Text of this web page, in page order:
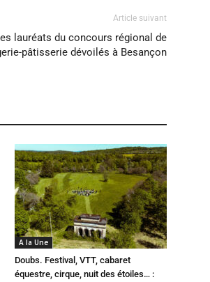
Article suivant
lauréats du concours régional de
pâtisserie dévoilés à Besançon
A la Une
Doubs. Festival, VTT, cabaret
équestre, cirque, nuit des étoiles… :